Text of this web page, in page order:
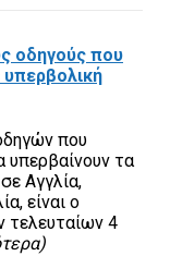
οδηγούς που
που
υπερβαίνουν τα
Αγγλία,
είναι ο
τελευταίων 4